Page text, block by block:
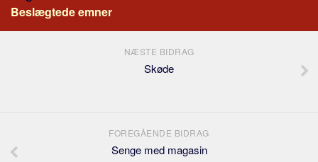
Beslægtede emner
NÆSTE BIDRAG
Skøde
FOREGÅENDE BIDRAG
Senge med magasin